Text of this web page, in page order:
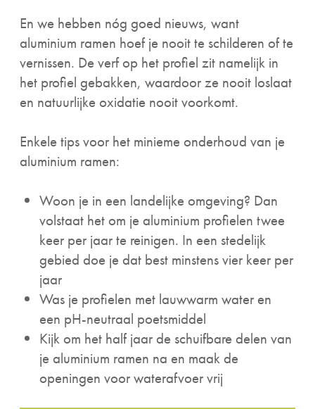
En we hebben nóg goed nieuws, want
aluminium ramen hoef je nooit te schilderen of te
vernissen. De verf op het profiel zit namelijk in
het profiel gebakken, waardoor ze nooit loslaat
en natuurlijke oxidatie nooit voorkomt.
Enkele tips voor het minieme onderhoud van je
aluminium ramen:
Woon je in een landelijke omgeving? Dan
volstaat het om je aluminium profielen twee
keer per jaar te reinigen. In een stedelijk
gebied doe je dat best minstens vier keer per
jaar
Was je profielen met lauwwarm water en
een pH-neutraal poetsmiddel
Kijk om het half jaar de schuifbare delen van
je aluminium ramen na en maak de
openingen voor waterafvoer vrij